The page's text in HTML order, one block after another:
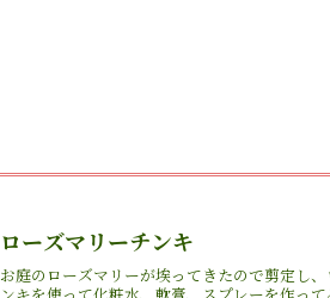
ローズマリーチンキ
お庭のローズマリーが埃ってきたので剪定し
ンキを使って化粧水、軟膏、スプレーを作っ